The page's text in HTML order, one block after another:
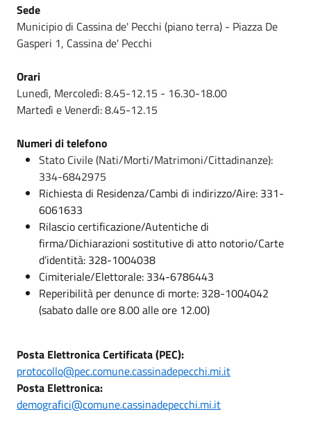
Sede
Municipio di Cassina de' Pecchi (piano terra) - Piazza De
Gasperi 1, Cassina de' Pecchi
Orari
Lunedì, Mercoledì: 8.45-12.15 - 16.30-18.00
Martedì e Venerdì: 8.45-12.15
Numeri di telefono
Stato Civile (Nati/Morti/Matrimoni/Cittadinanze):
334-6842975
Richiesta di Residenza/Cambi di indirizzo/Aire: 331-
6061633
Rilascio certificazione/Autentiche di
firma/Dichiarazioni sostitutive di atto notorio/Carte
d’identità: 328-1004038
Cimiteriale/Elettorale: 334-6786443
Reperibilità per denunce di morte: 328-1004042
(sabato dalle ore 8.00 alle ore 12.00)
Posta Elettronica Certificata (PEC):
protocollo@pec.comune.cassinadepecchi.mi.it
Posta Elettronica:
demografici@comune.cassinadepecchi.mi.it